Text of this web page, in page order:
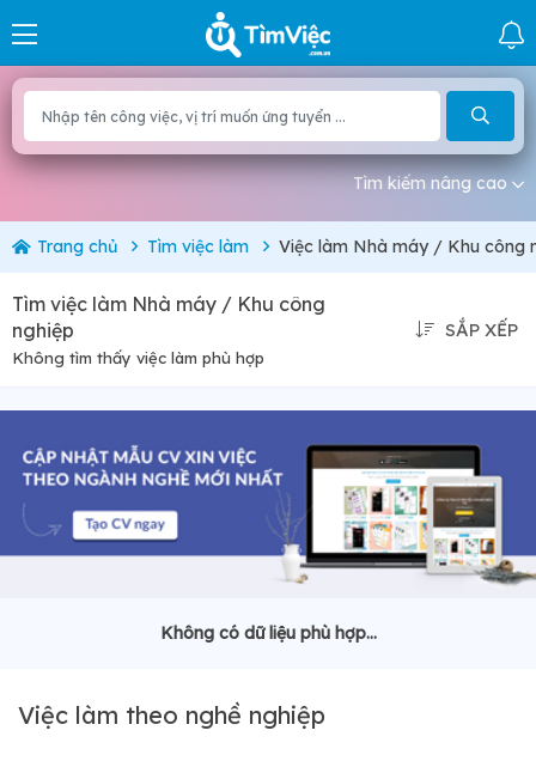
Tìm kiếm nâng cao
Trang chủ Tìm việc làm Việc làm Nhà máy / Khu công
Tìm việc làm Nhà máy / Khu công
nghiệp
Không tìm thấy việc làm phù hợp
SẮP XẾP
Không có dữ liệu phù hợp...
Việc làm theo nghề nghiệp